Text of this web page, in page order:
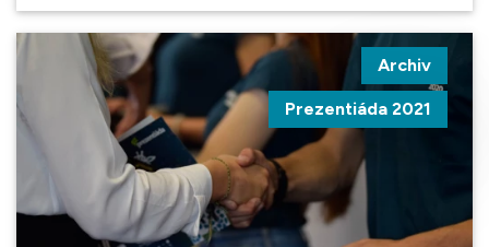
Archiv
Prezentiáda 2021